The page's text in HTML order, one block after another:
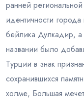
ранней
идентичности
бейлика Дулкадир, а
названии было
Турции в знак
сохранившихся
холме, Большая